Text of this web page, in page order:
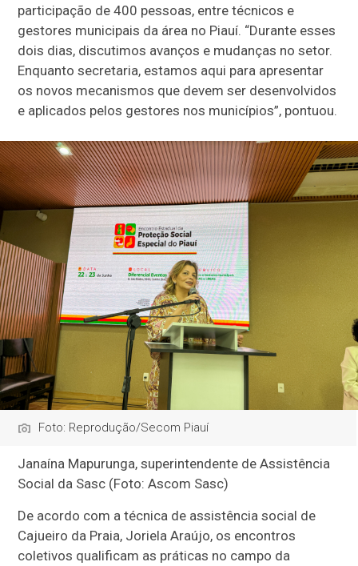
participação de 400 pessoas, entre técnicos e
gestores municipais da área no Piauí. “Durante esses
dois dias, discutimos avanços e mudanças no setor.
Enquanto secretaria, estamos aqui para apresentar
os novos mecanismos que devem ser desenvolvidos
e aplicados pelos gestores nos municípios”, pontuou.
Foto: Reprodução/Secom Piauí
Janaína Mapurunga, superintendente de Assistência
Social da Sasc (Foto: Ascom Sasc)
De acordo com a técnica de assistência social de
Cajueiro da Praia, Joriela Araújo, os encontros
coletivos qualificam as práticas no campo da